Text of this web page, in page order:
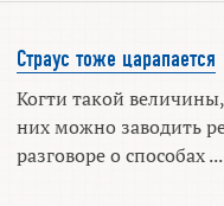
Страус тоже царапается
Когти такой
них можно заводить
разговоре о способах ...